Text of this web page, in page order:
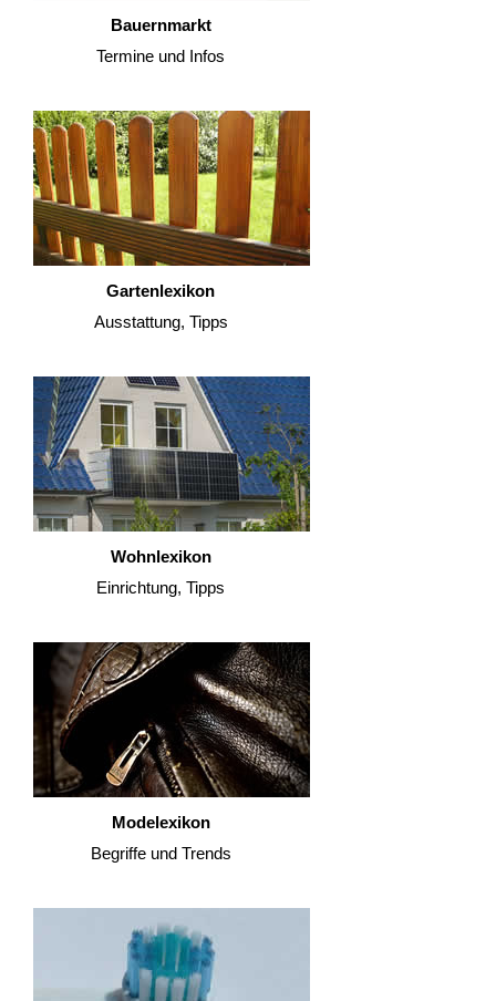
Bauernmarkt
Termine und Infos
Gartenlexikon
Ausstattung, Tipps
Wohnlexikon
Einrichtung, Tipps
Modelexikon
Begriffe und Trends